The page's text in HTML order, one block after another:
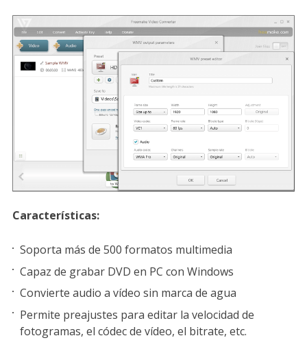
Características:
Soporta más de 500 formatos multimedia
Capaz de grabar DVD en PC con Windows
Convierte audio a vídeo sin marca de agua
Permite preajustes para editar la velocidad de
fotogramas, el códec de vídeo, el bitrate, etc.